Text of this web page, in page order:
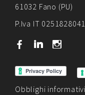
61032 Fano (PU)
P.Iva IT
b j x
Obblighi